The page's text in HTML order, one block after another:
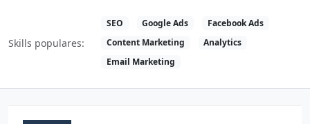
Skills populares:
SEO Google Ads
Facebook Ads
Content Marketing
Analytics
Email Marketing